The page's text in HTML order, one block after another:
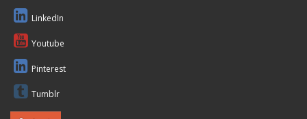
LinkedIn
Youtube
Pinterest
Tumblr